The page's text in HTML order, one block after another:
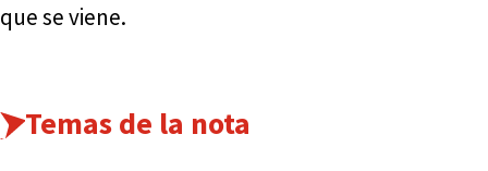
que se viene.
Temas de la nota